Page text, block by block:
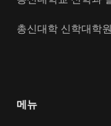
총신대학 신학대학
메뉴